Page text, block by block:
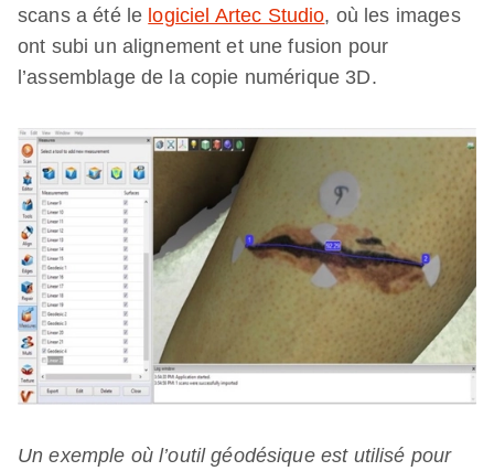
scans a été le logiciel Artec Studio, où les images
ont subi un alignement et une fusion pour
l’assemblage de la copie numérique 3D.
Un exemple où l’outil géodésique est utilisé pour